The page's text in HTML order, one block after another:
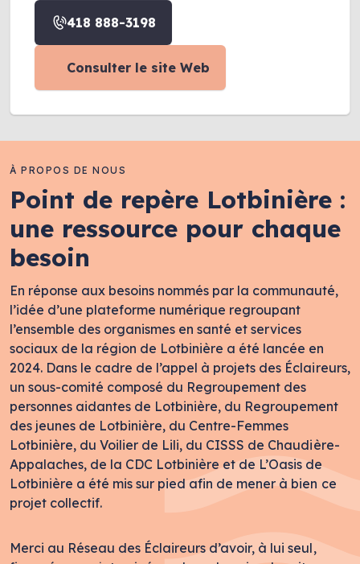
418 888-3198
Consulter le site Web
À PROPOS DE NOUS
Point de repère Lotbinière :
une ressource pour chaque
besoin
En réponse aux besoins nommés par la communauté,
l’idée d’une plateforme numérique regroupant
l’ensemble des organismes en santé et services
sociaux de la région de Lotbinière a été lancée en
2024. Dans le cadre de l’appel à projets des Éclaireurs,
un sous-comité composé du Regroupement des
personnes aidantes de Lotbinière, du Regroupement
des jeunes de Lotbinière, du Centre-Femmes
Lotbinière, du Voilier de Lili, du CISSS de Chaudière-
Appalaches, de la CDC Lotbinière et de L’Oasis de
Lotbinière a été mis sur pied afin de mener à bien ce
projet collectif.
Merci au Réseau des Éclaireurs d’avoir, à lui seul,